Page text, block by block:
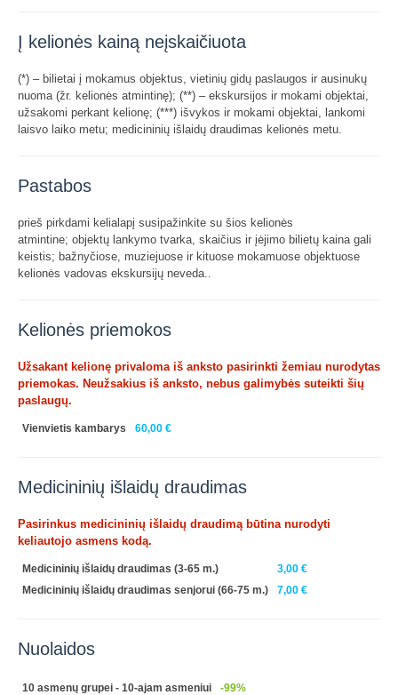
Į kelionės kainą neįskaičiuota
(*) – bilietai į mokamus objektus, vietinių gidų paslaugos ir ausinukų
nuoma (žr. kelionės atmintinę); (**) – ekskursijos ir mokami objektai,
užsakomi perkant kelionę; (***) išvykos ir mokami objektai, lankomi
laisvo laiko metu; medicininių išlaidų draudimas kelionės metu.
Pastabos
prieš pirkdami kelialapį susipažinkite su šios kelionės
atmintine; objektų lankymo tvarka, skaičius ir įėjimo bilietų kaina gali
keistis; bažnyčiose, muziejuose ir kituose mokamuose objektuose
kelionės vadovas ekskursijų neveda..
Kelionės priemokos
Užsakant kelionę privaloma iš anksto pasirinkti žemiau nurodytas
priemokas. Neužsakius iš anksto, nebus galimybės suteikti šių
paslaugų.
Vienvietis kambarys 60,00 €
Medicininių išlaidų draudimas
Pasirinkus medicininių išlaidų draudimą būtina nurodyti
keliautojo asmens kodą.
Medicininių išlaidų draudimas (3-65 m.)
3,00 €
Medicininių išlaidų draudimas senjorui (66-75 m.)
7,00 €
Nuolaidos
10 asmenų grupei - 10-ajam asmeniui
-99%